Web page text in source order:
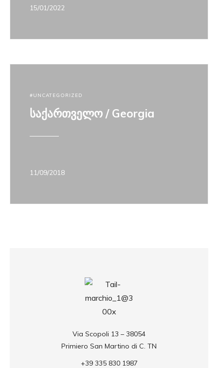
15/01/2022
UNCATEGORIZED
საქართველო / Georgia
11/09/2018
Via Scopoli 13 – 38054
Primiero San Martino di C. TN
+39 335 830 1987